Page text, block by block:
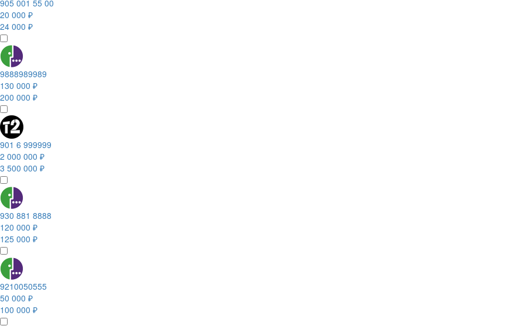
905 001 55 00
20 000 ₽
24 000 ₽
9888989989
130 000 ₽
200 000 ₽
901 6 999999
2 000 000 ₽
3 500 000 ₽
930 881 8888
120 000 ₽
125 000 ₽
9210050555
50 000 ₽
100 000 ₽